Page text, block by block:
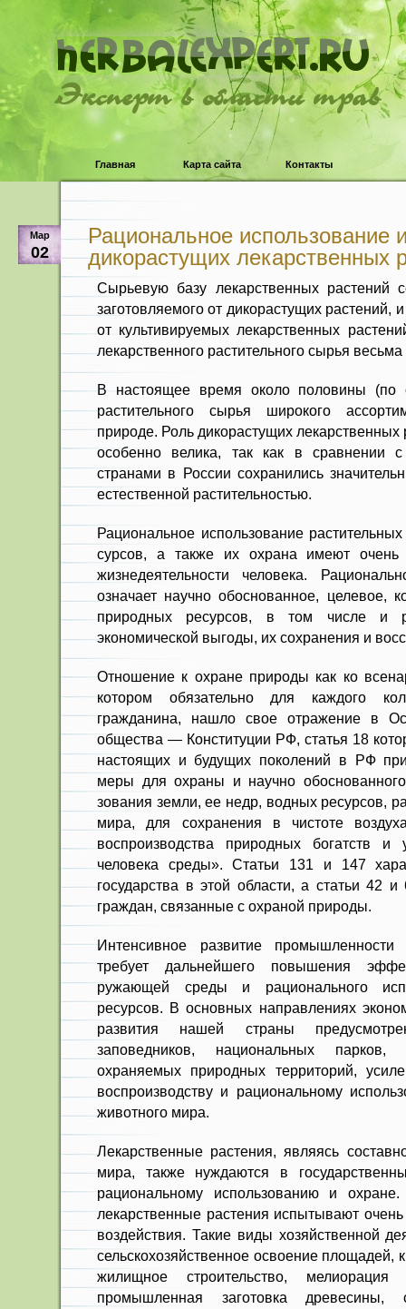
Эксперт в области трав
Главная Карта сайта Контакты
Мар
02
Рациональное использование
дикорастущих лекарственных
Сырьевую базу лекарственных растений
заготовляемого от дикорасту­щих растений,
от культивируемых лекарственных
лекар­ственного растительного сырья
В настоящее время около полови­ны (по
расти­тельного сырья широкого
природе. Роль дико­растущих
особенно велика, так как в сравнении
странами в России сохранились
естест­венной растительностью.
Рациональное использование
сурсов, а также их охрана имеют
жизнедеятель­ности человека.
означает научно обосно­ванное, целевое,
природных ресурсов, в том числе и
экономической выгоды, их сохранения и
Отношение к охране природы как ко
кото­ром обязательно для каждого
гражданина, нашло свое отражение в
общества — Конституции РФ, статья 18
настоящих и будущих по­колений в РФ
меры для охраны и научно
зования земли, ее недр, водных ре­сурсов,
мира, для сохранения в чистоте
воспроиз­водства природных богатств
человека среды». Статьи 131 и 147
государства в этой области, а статьи 42
граждан, связанные с охраной природы.
Интенсив­ное развитие промышленности
требует дальнейшего повышения
ружающей среды и рационального
ресурсов. В основных направлениях
развития нашей страны
заповедников, национальных
охраняемых природных территорий,
воспроизводству и ра­циональному
животного мира.
Лекарственные растения, являясь
мира, также нуждаются в
рациональному ис­пользованию и
лекарственные растения испы­тывают
воздействия. Такие виды хозяйственной
сельскохозяйственное освое­ние
жилищное строительство,
промышлен­ная заготовка древесины,